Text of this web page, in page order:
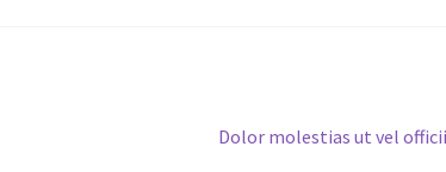
Next
Dolor molestias ut vel